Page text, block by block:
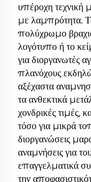
υπέροχη τεχνική
με λαμπρότητα.
πολύχρωμο
λογότυπο ή το
για διοργανωτές
πλανόχους
αξέχαστα
τα ανθεκτικά
χονδρικές τιμές,
τόσο για μικρά
διοργανώσεις
αναμνήσεις για
επαγγελματικά
την